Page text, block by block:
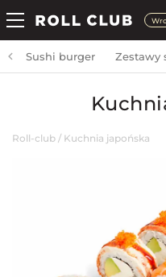
Sushi burger Zestawy
Roll-club / Kuchnia japońska